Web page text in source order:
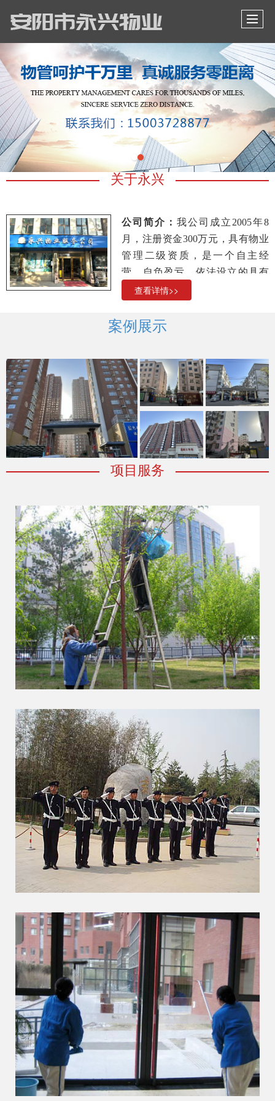
关于永兴
公司简介：我公司成立2005年8
月，注册资金300万元，具有物业
管理二级资质， 是一个自主经
营、自负盈亏、依法设立的具有
独立法人资格的从事物业服务活
企业文化：
管理模式：（1）化人才，规范化管
理，精细化服务。（2）人才品
质，管理品质，服务品质。（3）
工作无差错，管理无死角，服务
无挑剔。（4）提高物业服务意
识、能力、水平。
企业感言：
诚信服务是基础，感
用情营造温馨，服务是产品，职
工是根本，文化是灵魂。
珍惜每一次机遇，做好每一个项
目，满意每一位业主。
接一座物业，创一片天地，树一
个品牌。
发展目标：内强素质，外塑品
牌。
发展至上，服务至上，企业至
市场是企业的方向，服务是企业
查看详情>>
案例展示
怡海花园 向阳花园
盛世嘉园
项目服务